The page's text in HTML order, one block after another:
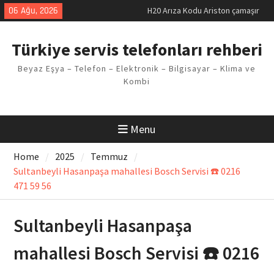
Skip
to
06 Ağu, 2026
LG kombi E2 Arızası Çözümü
Arçelik buzdolabı F5 Hatası
Vaillant çamaşır makinesi E03
Ferroli klima E3 Arızası Çözümü
Türkiye servis telefonları rehberi
Beyaz Eşya – Telefon – Elektronik – Bilgisayar – Klima ve
Kombi
Menu
Home 2025
Temmuz
Sultanbeyli Hasanpaşa mahallesi Bosch Servisi ☎️ 0216
471 59 56
Sultanbeyli Hasanpaşa
mahallesi Bosch Servisi ☎️ 0216